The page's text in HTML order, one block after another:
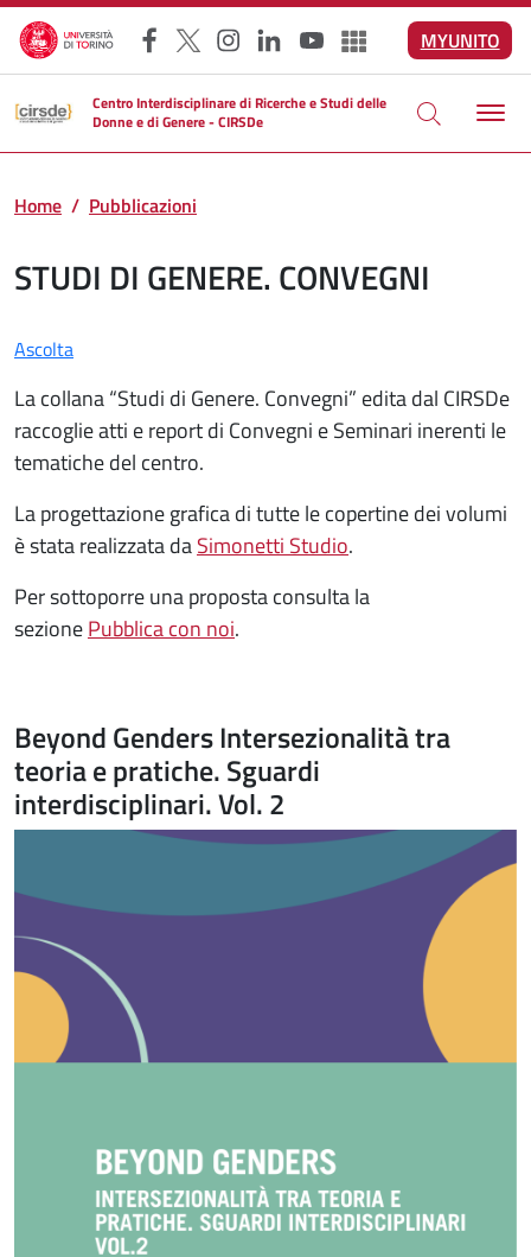
Salta al contenuto principale
Facebook
X Instagram
LinkedInYouTubeAltri social
MYUNITO
Centro Interdisciplinare di Ricerche e Studi delle
Donne e di Genere - CIRSDe
Home Pubblicazioni
STUDI DI GENERE. CONVEGNI
Ascolta
La collana “Studi di Genere. Convegni” edita dal CIRSDe
raccoglie atti e report di Convegni e Seminari inerenti le
tematiche del centro.
La progettazione grafica di tutte le copertine dei volumi
è stata realizzata daSimonetti Studio.
Per sottoporre una proposta consulta la
sezionePubblica con noi.
Beyond Genders Intersezionalità tra
teoria e pratiche. Sguardi
interdisciplinari. Vol. 2